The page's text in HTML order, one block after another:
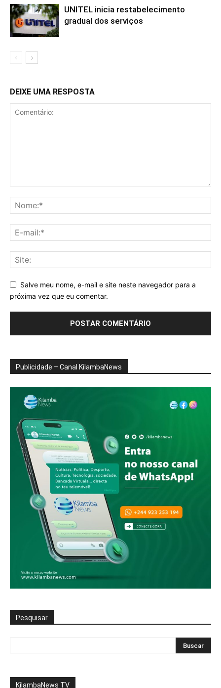
UNITEL inicia restabelecimento
gradual dos serviços
DEIXE UMA RESPOSTA
Salve meu nome, e-mail e site neste navegador para a
próxima vez que eu comentar.
Publicidade – Canal KilambaNews
Pesquisar
KilambaNews TV